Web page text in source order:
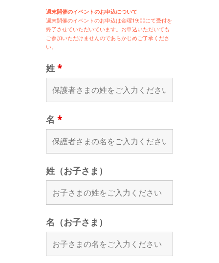
週末開催のイベントのお申込について
週末開催のイベントのお申込は金曜19:00にて受付を
終了させていただいています。お申込いただいても
ご参加いただけませんのであらかじめご了承くださ
い。
姓 *
名 *
姓（お子さま）
名（お子さま）